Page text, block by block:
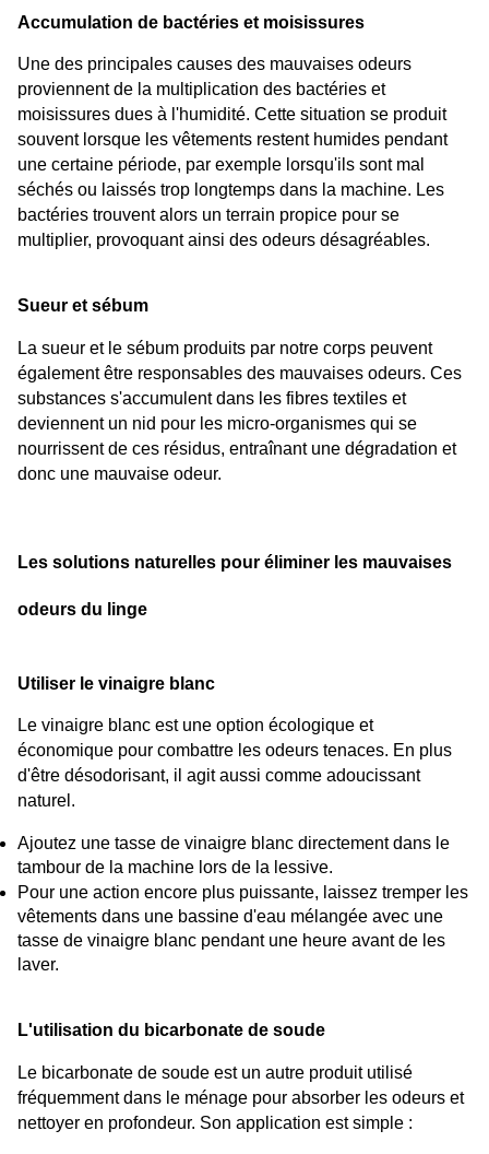
Accumulation de bactéries et moisissures
Une des principales causes des mauvaises odeurs
proviennent de la multiplication des bactéries et
moisissures dues à l'humidité. Cette situation se produit
souvent lorsque les vêtements restent humides pendant
une certaine période, par exemple lorsqu'ils sont mal
séchés ou laissés trop longtemps dans la machine. Les
bactéries trouvent alors un terrain propice pour se
multiplier, provoquant ainsi des odeurs désagréables.
Sueur et sébum
La sueur et le sébum produits par notre corps peuvent
également être responsables des mauvaises odeurs. Ces
substances s'accumulent dans les fibres textiles et
deviennent un nid pour les micro-organismes qui se
nourrissent de ces résidus, entraînant une dégradation et
donc une mauvaise odeur.
Les solutions naturelles pour éliminer les mauvaises
odeurs du linge
Utiliser le vinaigre blanc
Le vinaigre blanc est une option écologique et
économique pour combattre les odeurs tenaces. En plus
d'être désodorisant, il agit aussi comme adoucissant
naturel.
Ajoutez une tasse de vinaigre blanc directement dans le
tambour de la machine lors de la lessive.
Pour une action encore plus puissante, laissez tremper les
vêtements dans une bassine d'eau mélangée avec une
tasse de vinaigre blanc pendant une heure avant de les
laver.
L'utilisation du bicarbonate de soude
Le bicarbonate de soude est un autre produit utilisé
fréquemment dans le ménage pour absorber les odeurs et
nettoyer en profondeur. Son application est simple :